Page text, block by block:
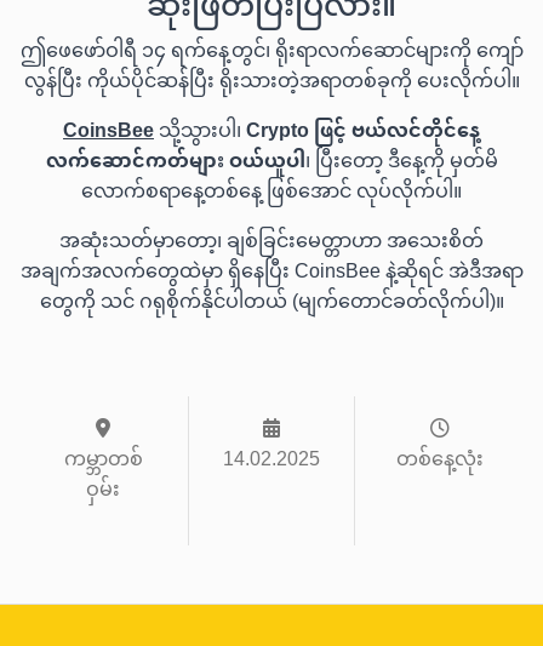
ဤဖေဖော်ဝါရီ ၁၄ ရက်နေ့တွင်၊ ရိုးရာလက်ဆောင်များကို ကျော်
လွန်ပြီး ကိုယ်ပိုင်ဆန်ပြီး ရိုးသားတဲ့အရာတစ်ခုကို ပေးလိုက်ပါ။
CoinsBeeသို့သွားပါ၊Crypto ဖြင့် ဗယ်လင်တိုင်နေ့
လက်ဆောင်ကတ်များ ဝယ်ယူပါ၊ ပြီးတော့ ဒီနေ့ကို မှတ်မိ
လောက်စရာနေ့တစ်နေ့ ဖြစ်အောင် လုပ်လိုက်ပါ။
အဆုံးသတ်မှာတော့၊ ချစ်ခြင်းမေတ္တာဟာ အသေးစိတ်
အချက်အလက်တွေထဲမှာ ရှိနေပြီး CoinsBee နဲ့ဆိုရင် အဲဒီအရာ
တွေကို သင် ဂရုစိုက်နိုင်ပါတယ် (မျက်တောင်ခတ်လိုက်ပါ)။
ကမ္ဘာတစ်
ဝှမ်း
14.02.2025 တစ်နေ့လုံး